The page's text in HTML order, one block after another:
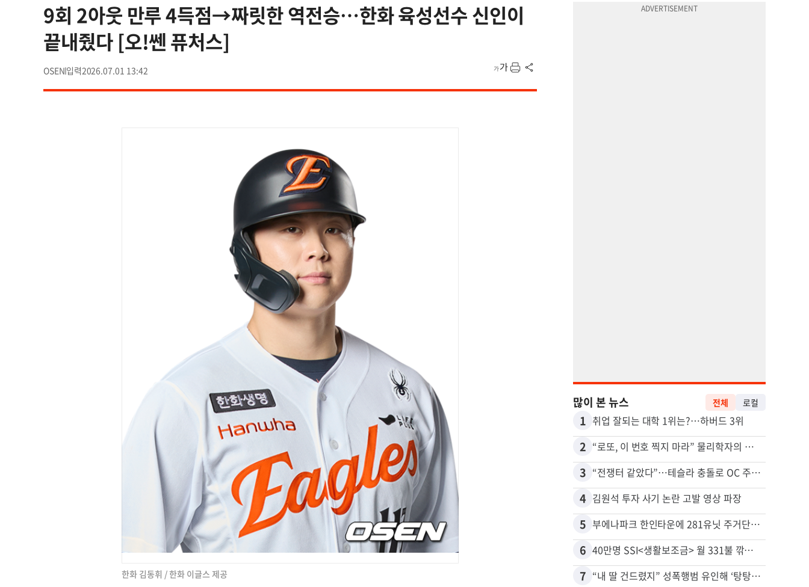
9회 2아웃 만루 4득점→짜릿한 역전승…한화 육성선수 신인이
끝내줬다 [오!쎈 퓨처스]
OSEN 2026.07.01 13:42
한화 김동휘 / 한화 이글스 제공
많이 본 뉴스 전체 로컬
1 취업 잘되는 대학 1위는?…하버드 3위
2 “로또, 이 번호 찍지 마라” 물리학자의 당첨금 높이는 비밀
3 “전쟁터 같았다”…테슬라 충돌로 OC 주택 4채 파손
4 김원석 투자 사기 논란 고발 영상 파장
5 부에나파크 한인타운에 281유닛 주거단지 들어선다
6 40만명 SSI<생활보조금> 월 331불 깎이나
7 “내 딸 건드렸지” 성폭행범 유인해 ‘탕탕’…아빠의 복수 결말